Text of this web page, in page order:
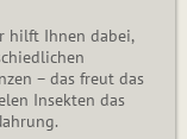
hilft Ihnen dabei,
– das freut das
Insekten das